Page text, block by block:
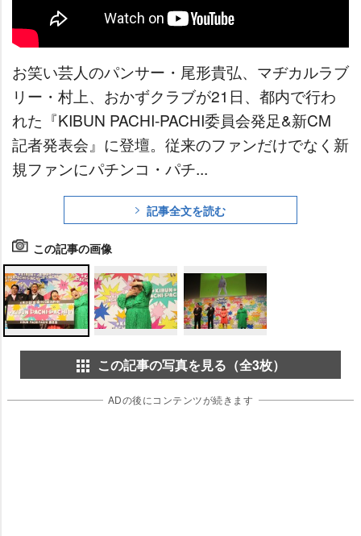
お笑い芸人のパンサー・尾形貴弘、マヂカルラブ
リー・村上、おかずクラブが21日、都内で行わ
れた『KIBUN PACHI-PACHI委員会発足&新CM
記者発表会』に登壇。従来のファンだけでなく新
規ファンにパチンコ・パチ...
記事全文を読む
この記事の画像
この記事の写真を見る（全3枚）
ADの後にコンテンツが続きます